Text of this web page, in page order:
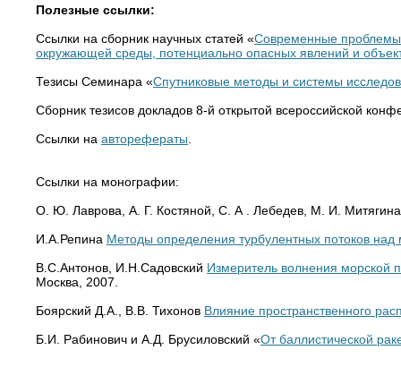
Полезные ссылки:
Ссылки на сборник научных статей «Современные проблемы
окружающей среды, потенциально опасных явлений и
Тезисы Cеминара «Спутниковые методы и системы
Сборник тезисов докладов 8-й открытой всероссийской
Ссылки на авторефераты
Ссылки на монографии:
О. Ю. Лаврова, А. Г. Костяной, С. А . Лебедев, М. И.
И.А.Репина Методы определения турбулентных потоков над
В.С.Антонов, И.Н.Садовский Измеритель волнения морской
Москва, 2007.
Боярский Д.А., В.В. Тихонов Влияние пространственного
Б.И. Рабинович и А.Д. Брусиловский «От баллистической